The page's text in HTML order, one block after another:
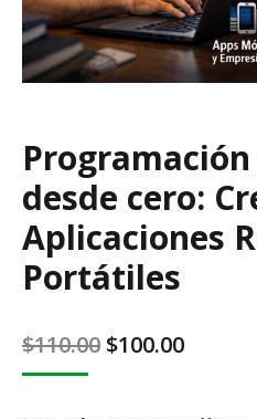
Programación
desde cero:
Aplicaciones
Portátiles
$110.00 Original
$100.00Current